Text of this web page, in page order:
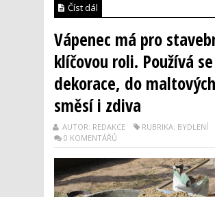
Číst dál
Vápenec má pro
klíčovou roli. Používá
dekorace, do maltových
směsí i zdiva
AUTOR: REDAKCE
RUBRIKA: BYDLENÍ
0 KOMENTÁŘŮ